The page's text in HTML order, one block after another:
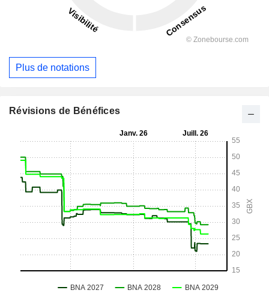
Plus de notations
Révisions de Bénéfices